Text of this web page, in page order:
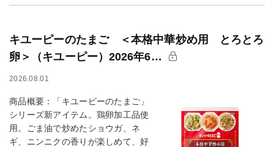
キユーピーのたまご ＜本格中華炒め用 とろとろ
卵＞（キユーピー）2026年6…
2026.08.01
商品概要：「キユーピーのたまご」
シリーズ新アイテム。鶏卵加工品使
用。ごま油で炒めたショウガ、ネ
ギ、ニンニクの香りが楽しめて、好